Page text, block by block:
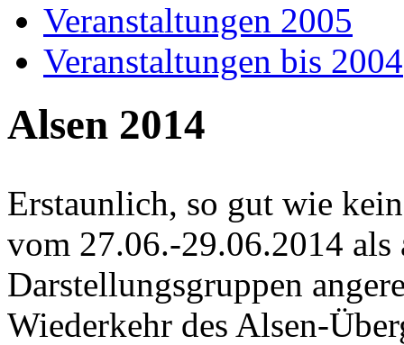
Veranstaltungen 2005
Veranstaltungen bis 2004
Alsen 2014
Erstaunlich, so gut wie
vom 27.06.-29.06.2014 als
Darstellungsgruppen
Wiederkehr des Alsen-